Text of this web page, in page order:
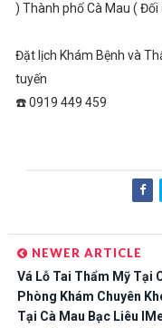
) Thành phố Cà Mau ( Đối
Đặt lịch Khám Bệnh và
tuyến
☎️ 0919 449 459
NEWER ARTICLE
Vá Lỗ Tai Thẩm Mỹ Tại
Phòng Khám Chuyên
Tại Cà Mau Bạc Liêu